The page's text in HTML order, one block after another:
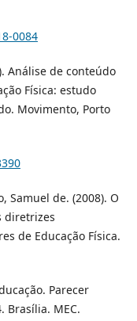
0084
Análise de conteúdo
Física: estudo
Movimento, Porto
Samuel de. (2008). O
diretrizes
de Educação Física.
Parecer
Brasília. MEC.